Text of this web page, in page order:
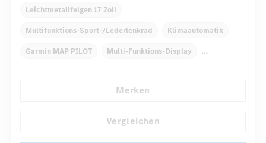
Leichtmetallfelgen 17 Zoll
Multifunktions-Sport-/Lederlenkrad Klimaautomatik
Garmin MAP PILOT Multi-Funktions-Display
Automatisch abblendende Innen- und Außenspiegel
Merken
Vergleichen